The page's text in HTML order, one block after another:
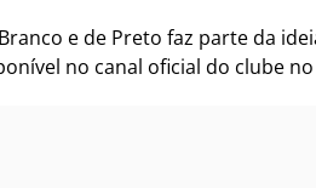
e de Preto faz parte da
no canal oficial do clube